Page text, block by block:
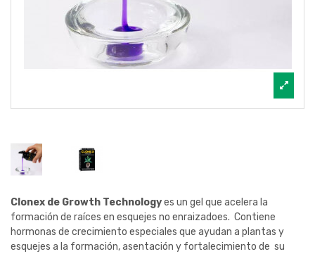
Clonex de Growth Technologyes un gel que acelera la
formación de raíces en esquejes no enraizadoes. Contiene
hormonas de crecimiento especiales que ayudan a plantas y
esquejes a la formación, asentación y fortalecimiento de su